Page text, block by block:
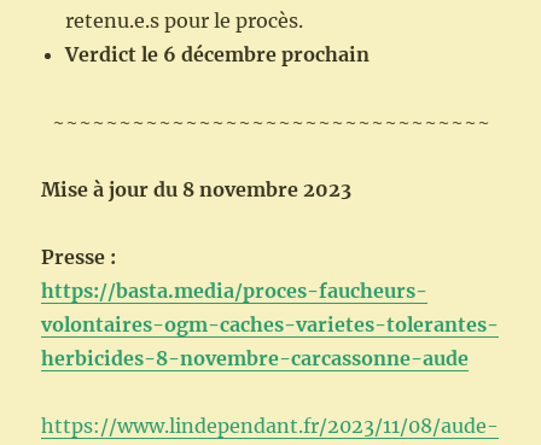
retenu.e.s pour le procès.
Verdict le 6 décembre prochain
~~~~~~~~~~~~~~~~~~~~~~~~~~~~~~~~~
Mise à jour du 8 novembre 2023
Presse :
https://basta.media/proces-faucheurs-
volontaires-ogm-caches-varietes-tolerantes-
herbicides-8-novembre-carcassonne-aude
https://www.lindependant.fr/2023/11/08/aude-